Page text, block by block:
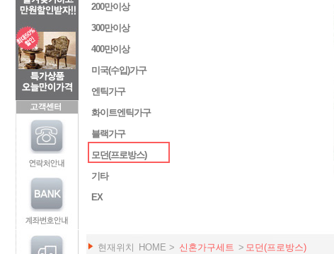
200만이상
300만이상
400만이상
미국(수입)가구
엔틱가구
화이트엔틱가구
블랙가구
모던(프로방스)
기타
EX
현재위치 HOME > 신혼가구세트 > 모던(프로방스)